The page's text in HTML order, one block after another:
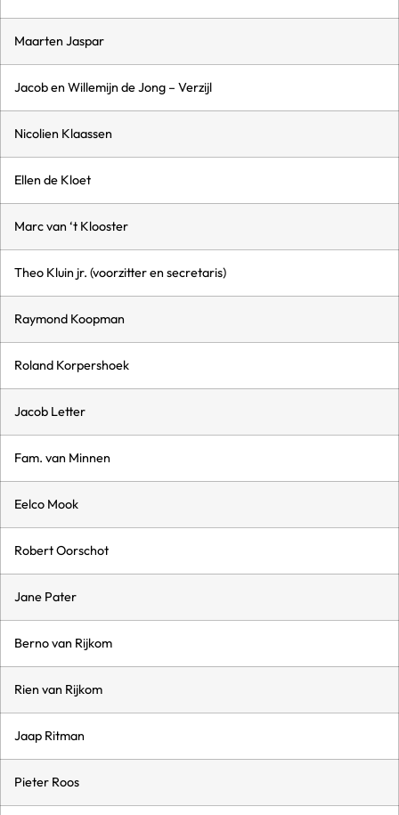
Maarten Jaspar
Jacob en Willemijn de Jong – Verzijl
Nicolien Klaassen
Ellen de Kloet
Marc van ‘t Klooster
Theo Kluin jr. (voorzitter en secretaris)
Raymond Koopman
Roland Korpershoek
Jacob Letter
Fam. van Minnen
Eelco Mook
Robert Oorschot
Jane Pater
Berno van Rijkom
Rien van Rijkom
Jaap Ritman
Pieter Roos